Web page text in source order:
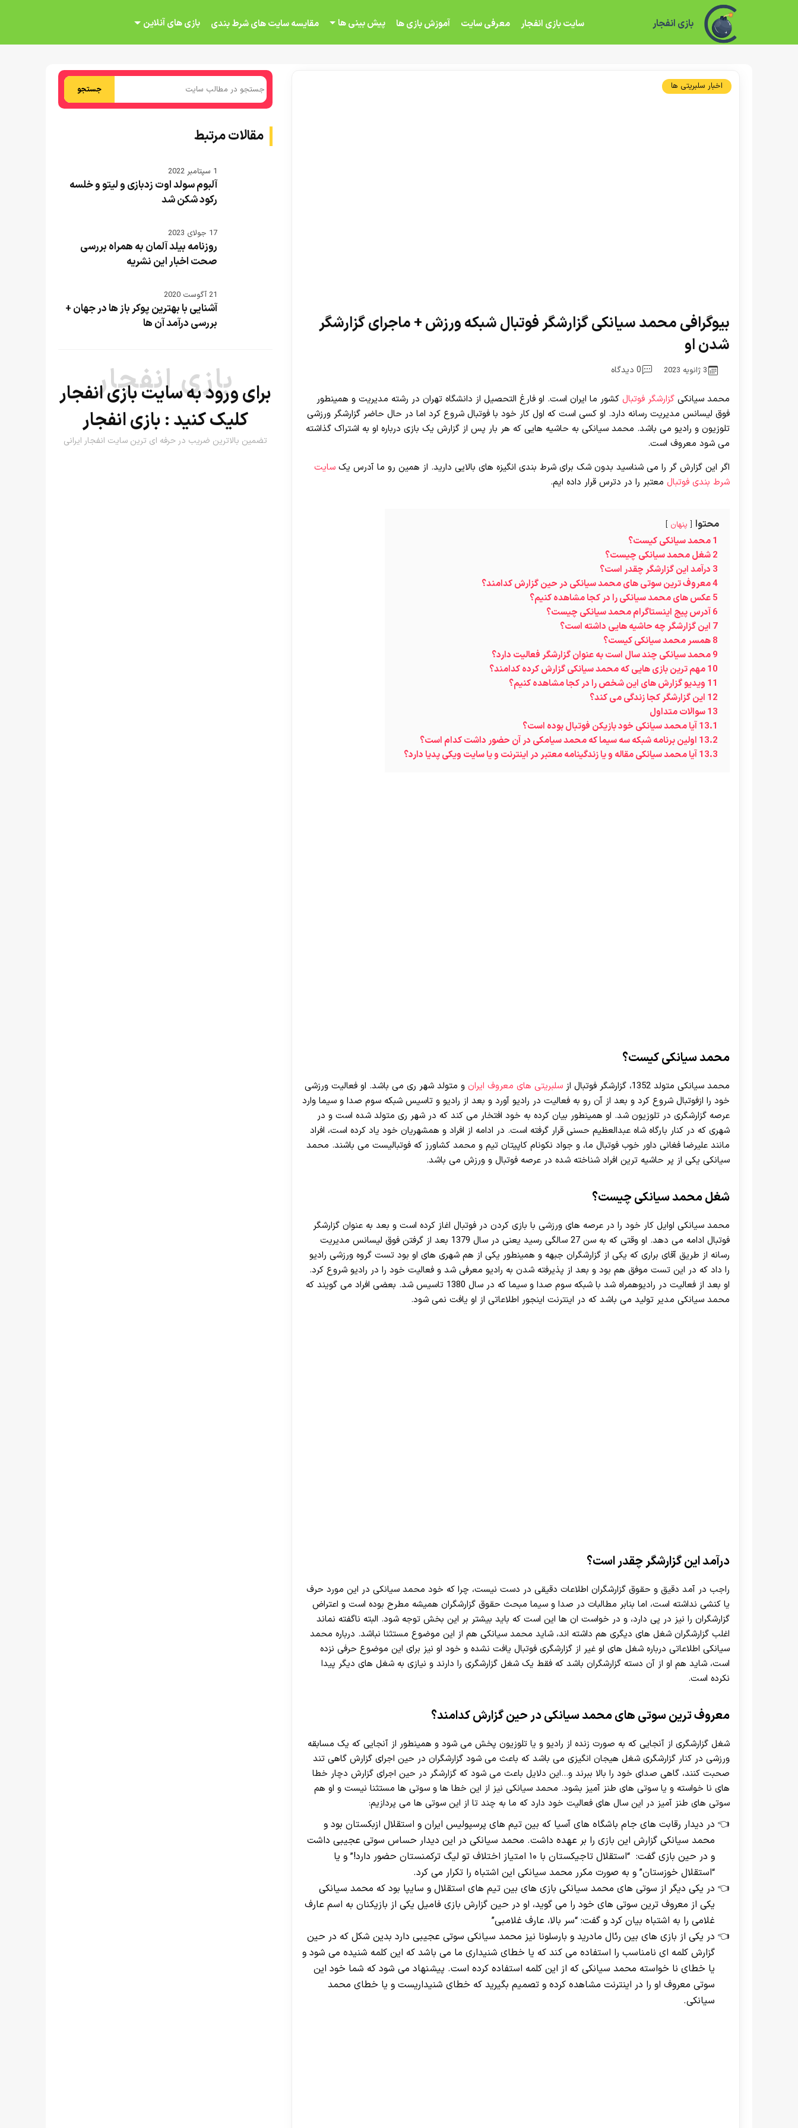
بازی انفجار سایت بازی انفجار معرفی سایت آموزش بازی ها پیش بینی ها مقایسه سایت های شرط بندی بازی های آنلاین
اخبار سلبریتی ها
بیوگرافی محمد سیانکی گزارشگر فوتبال شبکه ورزش + ماجرای گزارشگر
شدن او
3 ژانویه 2023 0 دیدگاه
محمد سیانکیگزارشگر فوتبال کشور ما ایران است. او فارغ التحصیل از دانشگاه تهران در رشته مدیریت و همینطور
فوق لیسانس مدیریت رسانه دارد. او کسی است که اول کار خود با فوتبال شروع کرد اما در حال حاضر گزارشگر ورزشی
تلوزیون و رادیو می باشد. محمد سیانکی به حاشیه هایی که هر بار پس از گزارش یک بازی درباره او به اشتراک گذاشته
می شود معروف است.
اگر این گزارش گر را می شناسید بدون شک برای شرط بندی انگیزه های بالایی دارید. از همین رو ما آدرس یکسایت
شرط بندی فوتبال معتبر را در دترس قرار داده ایم.
محتوا پنهان
1محمد سیانکی کیست؟
2شغل محمد سیانکی چیست؟
3 درآمد این گزارشگر چقدر است؟
4معروف ترین سوتی های محمد سیانکی در حین گزارش کدامند؟
5عکس های محمد سیانکی را در کجا مشاهده کنیم؟
6آدرس پیج اینستاگرام محمد سیانکی چیست؟
7 این گزارشگر چه حاشیه هایی داشته است؟
8همسر محمد سیانکی کیست؟
9محمد سیانکی چند سال است به عنوان گزارشگر فعالیت دارد؟
10مهم ترین بازی هایی که محمد سیانکی گزارش کرده کدامند؟
11 ویدیو گزارش های این شخص را در کجا مشاهده کنیم؟
12 این گزارشگر کجا زندگی می کند؟
13سوالات متداول
13.1آیا محمد سیانکی خود بازیکن فوتبال بوده است؟
13.2 اولین برنامه شبکه سه سیما که محمد سیامکی در آن حضور داشت کدام است؟
13.3آیا محمد سیانکی مقاله و یا زندگینامه معتبر در اینترنت و یا سایت ویکی پدیا دارد؟
محمد سیانکی کیست؟
محمد سیانکی متولد 1352، گزارشگر فوتبال از سلبریتی های معروف ایران و متولد شهر ری می باشد. او فعالیت ورزشی
خود را ازفوتبال شروع کرد و بعد از آن رو به فعالیت در رادیو آورد و بعد از رادیو و تاسیس شبکه سوم صدا و سیما وارد
عرصه گزارشگری در تلوزیون شد. او همینطور بیان کرده به خود افتخار می کند که در شهر ری متولد شده است و در
شهری که در کنار بارگاه شاه عبدالعظیم حسنی قرار گرفته است. در ادامه از افراد و همشهریان خود یاد کرده است، افراد
مانند علیرضا فغانی داور خوب فوتبال ما، و جواد نکونام کاپیتان تیم و محمد کشاورز که فوتبالیست می باشند. محمد
سیانکی یکی از پر حاشیه ترین افراد شناخته شده در عرصه فوتبال و ورزش می باشد.
شغل محمد سیانکی چیست؟
محمد سیانکی اوایل کار خود را در عرصه های ورزشی با بازی کردن در فوتبال اغاز کرده است و بعد به عنوان گزارشگر
فوتبال ادامه می دهد. او وقتی که به سن 27 سالگی رسید یعنی در سال 1379 بعد از گرفتن فوق لیسانس مدیریت
رسانه از طریق آقای براری که یکی از گزارشگران جبهه و همینطور یکی از هم شهری های او بود تست گروه ورزشی رادیو
را داد که در این تست موفق هم بود و بعد از پذیرفته شدن به رادیو معرفی شد و فعالیت خود را در رادیو شروع کرد.
او بعد از فعالیت در رادیوهمراه شد با شبکه سوم صدا و سیما که در سال 1380 تاسیس شد. بعضی افراد می گویند که
محمد سیانکی مدیر تولید می باشد که در اینترنت اینجور اطلاعاتی از او یافت نمی شود.
درآمد این گزارشگر چقدر است؟
راجب در آمد دقیق و حقوق گزارشگران اطلاعات دقیقی در دست نیست، چرا که خود محمد سیانکی در این مورد حرف
یا کنشی نداشته است، اما بنابر مطالبات در صدا و سیما مبحث حقوق گزارشگران همیشه مطرح بوده است و اعتراض
گزارشگران را نیز در پی دارد، و در خواست ان ها این است که باید بیشتر بر این بخش توجه شود. البته ناگفته نماند
اغلب گزارشگران شغل های دیگری هم داشته اند، شاید محمد سیانکی هم از این موضوع مستثنا نباشد. درباره محمد
سیانکی اطلاعاتی درباره شغل های او غیر از گزارشگری فوتبال یافت نشده و خود او نیز برای این موضوع حرفی نزده
است، شاید هم او از آن دسته گزارشگران باشد که فقط یک شغل گزارشگری را دارند و نیازی به شغل های دیگر پیدا
نکرده است.
معروف ترین سوتی های محمد سیانکی در حین گزارش کدامند؟
شغل گزارشگری از آنجایی که به صورت زنده از رادیو و یا تلوزیون پخش می شود و همینطور از آنجایی که یک مسابقه
ورزشی در کنار گزارشگری شغل هیجان انگیزی می باشد که باعث می شود گزارشگران در حین اجرای گزارش گاهی تند
صحبت کنند، گاهی صدای خود را بالا ببرند و…این دلایل باعث می شود که گزارشگر در حین اجرای گزارش دچار خطا
های نا خواسته و یا سوتی های طنز آمیز بشود. محمد سیانکی نیز از این خطا ها و سوتی ها مستثنا نیست و او هم
سوتی های طنز آمیز در این سال های فعالیت خود دارد که ما به چند تا از این سوتی ها می پردازیم:
در دیدار رقابت های جام باشگاه های آسیا که بین تیم های پرسپولیس ایران و استقلال ازبکستان بود و
محمد سیانکی گزارش این بازی را بر عهده داشت. محمد سیانکی در این دیدار حساس سوتی عجیبی داشت
و در حین بازی گفت: “استقلال تاجیکستان با ۱۰ امتیاز اختلاف تو لیگ ترکمنستان حضور دارد!” و یا
“استقلال خوزستان” و به صورت مکرر محمد سیانکی این اشتباه را تکرار می کرد.
در یکی دیگر از سوتی های محمد سیانکی بازی های بین تیم های استقلال و سایپا بود که محمد سیانکی
یکی از معروف ترین سوتی های خود را می گوید، او در حین گزارش بازی فامیل یکی از بازیکنان به اسم عارف
غلامی را به اشتباه بیان کرد و گفت: “سر بالا، عارف غلامبی”
در یکی از بازی های بین رئال مادرید و بارسلونا نیز محمد سیانکی سوتی عجیبی دارد بدین شکل که در حین
گزارش کلمه ای نامناسب را استفاده می کند که یا خطای شنیداری ما می باشد که این کلمه شنیده می شود و
یا خطای نا خواسته محمد سیانکی که از این کلمه استفاده کرده است. پیشنهاد می شود که شما خود این
سوتی معروف او را در اینترنت مشاهده کرده و تصمیم بگیرید که خطای شنیداریست و یا خطای محمد
سیانکی.
جستجو
مقالات مرتبط
1 سپتامبر 2022
آلبوم سولد اوت زدبازی و لیتو و خلسه
رکود شکن شد
17 جولای 2023
روزنامه بیلد آلمان به همراه بررسی
صحت اخبار این نشریه
21 آگوست 2020
آشنایی با بهترین پوکر باز ها در جهان +
بررسی درآمد آن ها
بازی انفجار
برای ورود به سایت بازی انفجار
کلیک کنید : بازی انفجار
تضمین بالاترین ضریب در حرفه ای ترین سایت انفجار ایرانی